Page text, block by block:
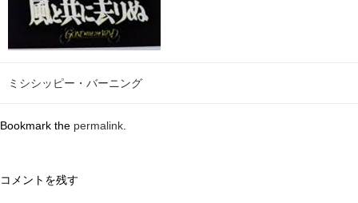
ミシシッピー・バーニング
Bookmark the permalink
コメントを残す